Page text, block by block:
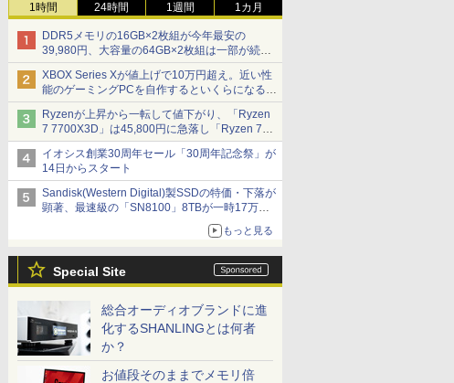
1時間 24時間 1週間 1カ月
DDR5メモリの16GB×2枚組が今年最安の
39,980円、大容量の64GB×2枚組は一部が続騰
[8月前半のメモリ価格]
XBOX Series Xが値上げで10万円超え。近い性
能のゲーミングPCを自作するといくらになる？
【石田賀津男の『酒の肴にPCゲーム』】
Ryzenが上昇から一転して値下がり、「Ryzen
7 7700X3D」は45,800円に急落し「Ryzen 7
7800X3D」との価格逆転解消 [8月前半のCPU
価格]
イオシス創業30周年セール「30周年記念祭」が
14日からスタート
Sandisk(Western Digital)製SSDの特価・下落が
顕著、最速級の「SN8100」8TBが一時17万円
もっと見る
Special Site
総合オーディオブランドに進
化するSHANLINGとは何者
か？
お値段そのままでメモリ倍